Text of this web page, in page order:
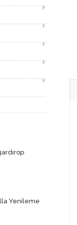
Yenileme